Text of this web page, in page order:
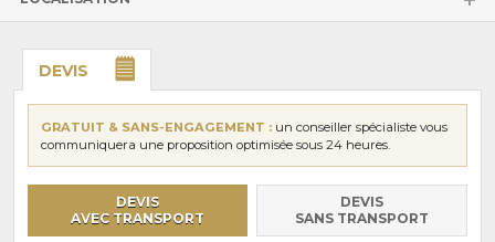
DEVIS
GRATUIT & SANS-ENGAGEMENT : un conseiller spécialiste vous
communiquera une proposition optimisée sous 24 heures.
DEVIS
AVEC TRANSPORT
DEVIS
SANS TRANSPORT